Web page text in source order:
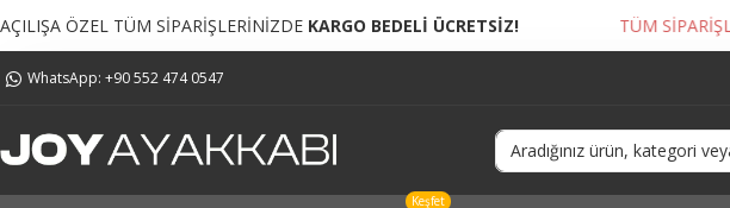
KARGO BEDELİ ÜCRETSİZ! TÜM SİPARİŞLERİNİZE HEDİYE
WhatsApp: +90 552 474 0547
Keşfet